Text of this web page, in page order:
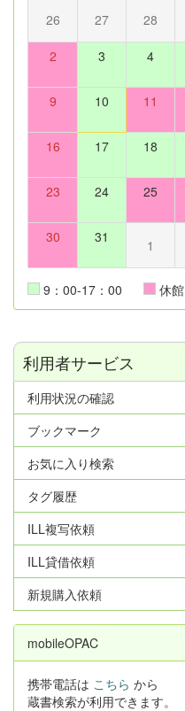
26 27 28
2 3 4
9 10 11
16 17 18
23 24 25
30 31 1
9：00-17：00 休館
利用者サービス
利用状況の確認
ブックマーク
お気に入り検索
タグ履歴
ILL複写依頼
ILL貸借依頼
新規購入依頼
mobileOPAC
携帯電話は こちら から
蔵書検索が利用できます。